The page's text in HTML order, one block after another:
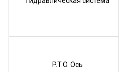
P.T.O. Ось